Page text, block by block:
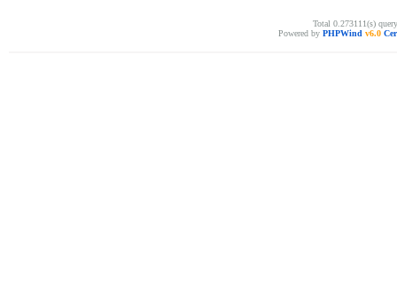
Total 0.273111(s)
Powered by PHPWind v6.0